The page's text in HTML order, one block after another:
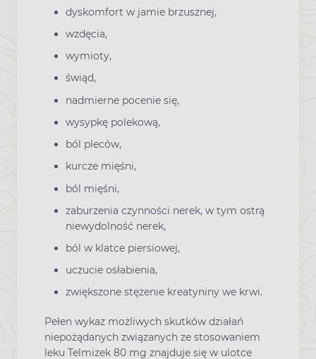
dyskomfort w jamie brzusznej,
wzdęcia,
wymioty,
świąd,
nadmierne pocenie się,
wysypkę polekową,
ból pleców,
kurcze mięśni,
ból mięśni,
zaburzenia czynności nerek, w tym ostrą
niewydolność nerek,
ból w klatce piersiowej,
uczucie osłabienia,
zwiększone stężenie kreatyniny we krwi.
Pełen wykaz możliwych skutków działań
niepożądanych związanych ze stosowaniem
leku Telmizek 80 mg znajduje się w ulotce